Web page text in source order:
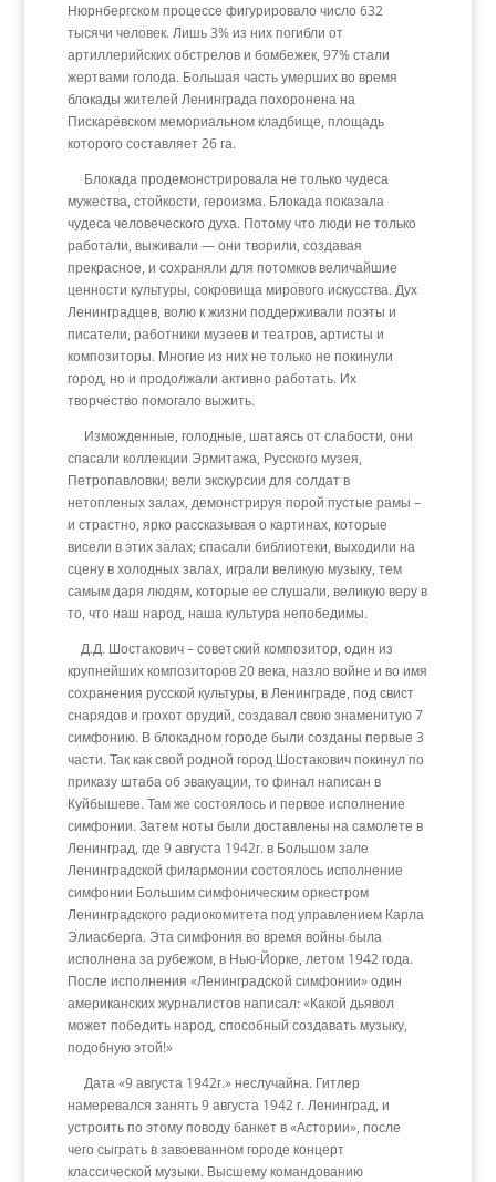
Нюрнбергском процессе фигурировало число 632
тысячи человек. Лишь 3% из них погибли от
артиллерийских обстрелов и бомбежек, 97% стали
жертвами голода. Большая часть умерших во время
блокады жителей Ленинграда похоронена на
Пискарёвском мемориальном кладбище, площадь
которого составляет 26 га.
Блокада продемонстрировала не только чудеса
мужества, стойкости, героизма. Блокада показала
чудеса человеческого духа. Потому что люди не только
работали, выживали — они творили, создавая
прекрасное, и сохраняли для потомков величайшие
ценности культуры, сокровища мирового искусства. Дух
Ленинградцев, волю к жизни поддерживали поэты и
писатели, работники музеев и театров, артисты и
композиторы. Многие из них не только не покинули
город, но и продолжали активно работать. Их
творчество помогало выжить.
Изможденные, голодные, шатаясь от слабости, они
спасали коллекции Эрмитажа, Русского музея,
Петропавловки; вели экскурсии для солдат в
нетопленых залах, демонстрируя порой пустые рамы –
и страстно, ярко рассказывая о картинах, которые
висели в этих залах; спасали библиотеки, выходили на
сцену в холодных залах, играли великую музыку, тем
самым даря людям, которые ее слушали, великую веру в
то, что наш народ, наша культура непобедимы.
Д.Д. Шостакович – советский композитор, один из
крупнейших композиторов 20 века, назло войне и во имя
сохранения русской культуры, в Ленинграде, под свист
снарядов и грохот орудий, создавал свою знаменитую 7
симфонию. В блокадном городе были созданы первые 3
части. Так как свой родной город Шостакович покинул по
приказу штаба об эвакуации, то финал написан в
Куйбышеве. Там же состоялось и первое исполнение
симфонии. Затем ноты были доставлены на самолете в
Ленинград, где 9 августа 1942г. в Большом зале
Ленинградской филармонии состоялось исполнение
симфонии Большим симфоническим оркестром
Ленинградского радиокомитета под управлением Карла
Элиасберга. Эта симфония во время войны была
исполнена за рубежом, в Нью-Йорке, летом 1942 года.
После исполнения «Ленинградской симфонии» один
американских журналистов написал: «Какой дьявол
может победить народ, способный создавать музыку,
подобную этой!»
Дата «9 августа 1942г.» неслучайна. Гитлер
намеревался занять 9 августа 1942 г. Ленинград, и
устроить по этому поводу банкет в «Астории», после
чего сыграть в завоеванном городе концерт
классической музыки. Высшему командованию